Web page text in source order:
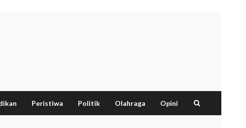
Peristiwa Politik Olahraga Opini